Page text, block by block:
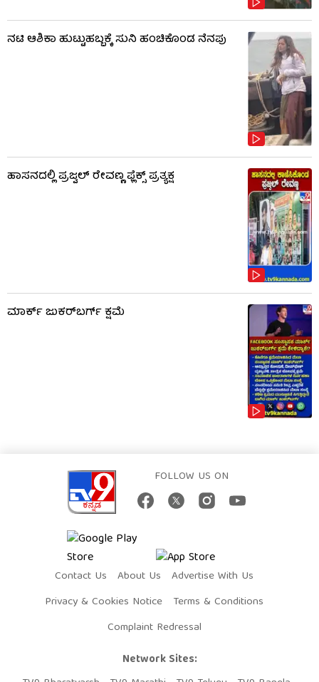
ನಟಿ ಆಶಿಕಾ ಹುಟ್ಟುಹಬ್ಬಕ್ಕೆ ಸುನಿ ಹಂಚಿಕೊಂಡ ನೆನಪು
ಹಾಸನದಲ್ಲಿ ಪ್ರಜ್ವಲ್ ರೇವಣ್ಣ ಫ್ಲೆಕ್ಸ್ ಪ್ರತ್ಯಕ್ಷ
ಮಾರ್ಕ್ ಜುಕರ್‌ಬರ್ಗ್ ಕ್ಷಮೆ
FOLLOW US ON
Contact Us About Us
Advertise With Us
Privacy & Cookies Notice
Terms & Conditions
Complaint Redressal
Network Sites: